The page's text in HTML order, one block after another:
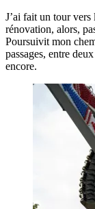
J’ai fait un tour vers
rénovation, alors,
Poursuivit mon
passages, entre
encore.